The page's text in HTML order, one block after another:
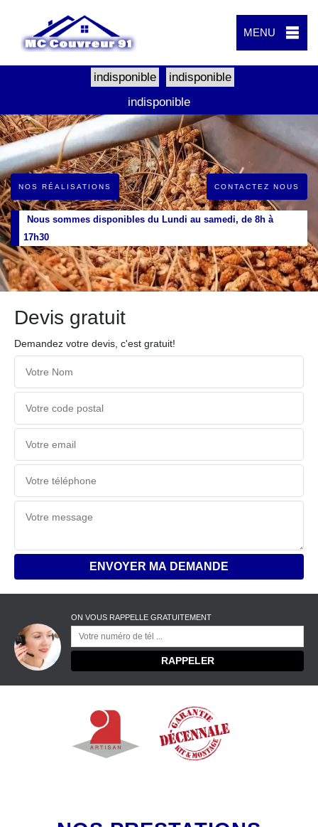
MENU
indisponible
indisponible
indisponible
NOS RÉALISATIONS CONTACTEZ NOUS
Nous sommes disponibles du Lundi au samedi, de 8h à
17h30
Devis gratuit
Demandez votre devis, c'est gratuit!
ON VOUS RAPPELLE GRATUITEMENT